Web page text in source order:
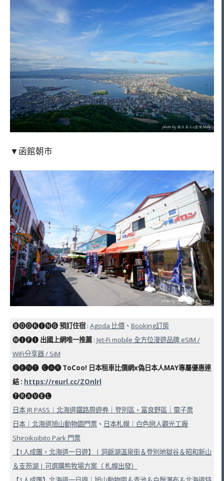
▼函館朝市
🅑🅞🅞🅚🅘🅝🅖預訂住宿 : Agoda 比價 、 Booking訂房
🅦🅘🅕🅘 出國上網唯一推薦 : Jet-Fi mobile 全方位漫遊品牌 eSIM /
WiFi分享器 / SiM
🅡🅔🅝🅣 ​ 🅒🅐🅡 ToCoo! 日本租車比價網x偽日本人MAY專屬優惠連
結: https://reurl.cc/ZOnlrl
🅣🅡🅐🅥🅔🅛
日本 JR PASS｜北海道鐵路周遊券｜登別區・富良野區｜電子票
日本｜北海道旭山動物園門票 、 日本札幌｜白色戀人觀光工廠
Shiroikoibito Park 門票
【1人成團，北海道一日遊】 | 洞爺湖溫泉街＆登別地獄谷＆昭和新山
＆支笏湖 | 可選購熊牧場方案（ 札幌出發）